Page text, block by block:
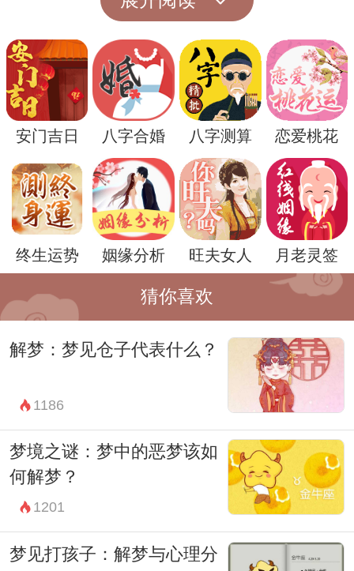
对于女性来说，镜子碎裂的梦境可能还代表
着她对外貌的焦虑和不满。或许在现实生活
中，她正面临着自己外表的变化，或者感到
自己的外貌不如意，从而在梦境中体现出
来。
除了以上这些解读之外，镜子碎裂的梦境还
可能有更深层次的意义。在心理层面上，这
个梦境可能暗示着你内心深处的困扰和痛
苦，需要及时解决和面对。
因此，当你出现了镜子碎裂的梦境时，不要
轻视。可以通过倾听内心的声音，分析自己
的情绪和行为，来找到解决问题的方法。只
有真正面对自己的内心，才能获得内心的平
静和成长。
安门吉日 八字合婚 八字测算 恋爱桃花
终生运势 姻缘分析 旺夫女人 月老灵签
猜你喜欢
解梦：梦见仓子代表什么？
1186
梦境之谜：梦中的恶梦该如
何解梦？
1201
梦见打孩子：解梦与心理分